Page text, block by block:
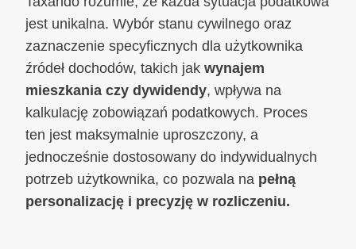
jest unikalna. Wybór stanu cywilnego oraz
zaznaczenie specyficznych dla użytkownika
źródeł dochodów, takich jak wynajem
mieszkania czy dywidendy, wpływa na
kalkulację zobowiązań podatkowych. Proces
ten jest maksymalnie uproszczony, a
jednocześnie dostosowany do indywidualnych
potrzeb użytkownika, co pozwala na pełną
personalizację i precyzję w rozliczeniu.